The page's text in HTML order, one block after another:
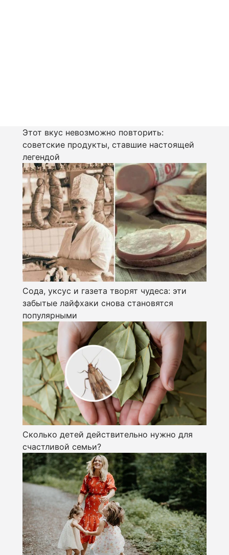
Этот вкус невозможно повторить:
советские продукты, ставшие настоящей
легендой
Сода, уксус и газета творят чудеса: эти
забытые лайфхаки снова становятся
популярными
Сколько детей действительно нужно для
счастливой семьи?